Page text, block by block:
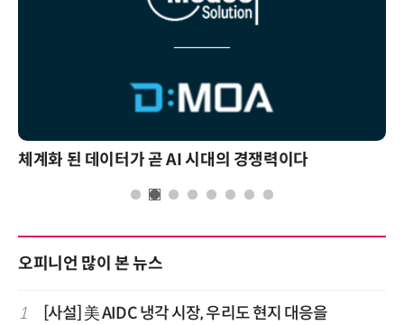
체계화 된 데이터가 곧 AI 시대의 경쟁력이다
오피니언 많이 본 뉴스
1 [사설] 美 AIDC 냉각 시장, 우리도 현지 대응을